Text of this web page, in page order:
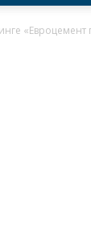
«Евроцемент